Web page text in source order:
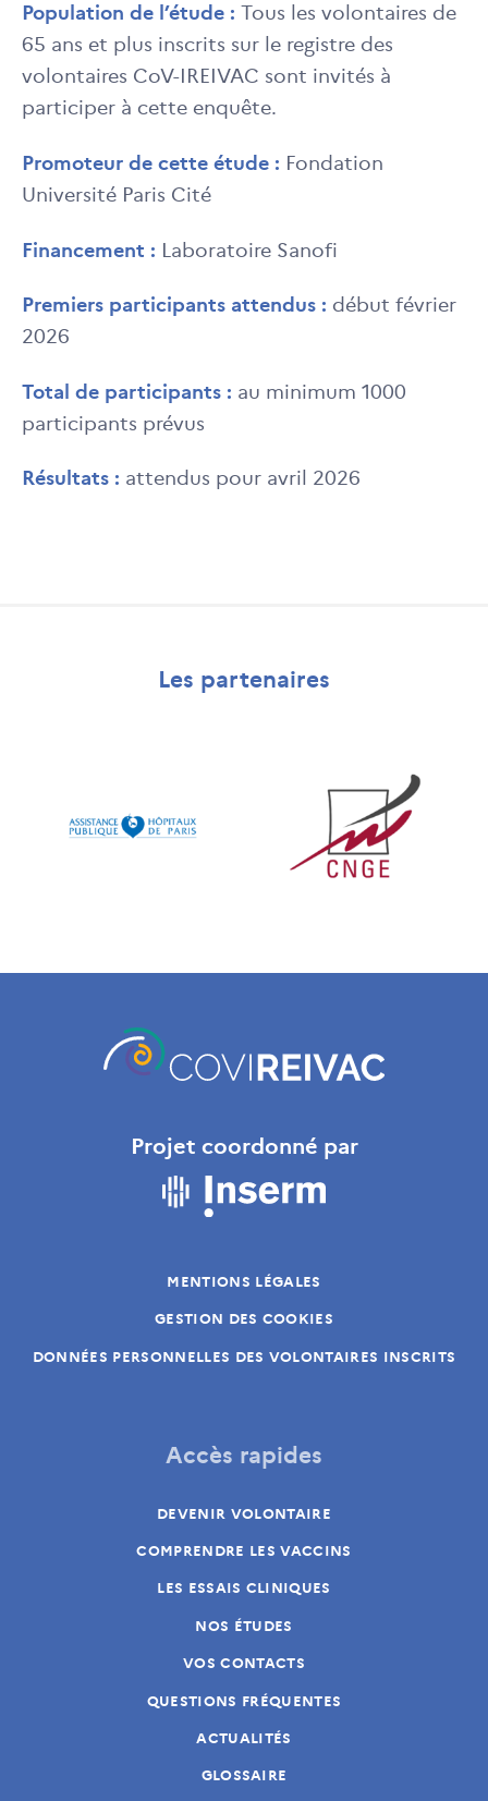
Population de l’étude : Tous les volontaires de
65 ans et plus inscrits sur le registre des
volontaires CoV-IREIVAC sont invités à
participer à cette enquête.
Promoteur de cette étude : Fondation
Université Paris Cité
Financement : Laboratoire Sanofi
Premiers participants attendus : début février
2026
Total de participants : au minimum 1000
participants prévus
Résultats : attendus pour avril 2026
Les partenaires
Projet coordonné par
MENTIONS LÉGALES
GESTION DES COOKIES
DONNÉES PERSONNELLES DES VOLONTAIRES INSCRITS
Accès rapides
DEVENIR VOLONTAIRE
COMPRENDRE LES VACCINS
LES ESSAIS CLINIQUES
NOS ÉTUDES
VOS CONTACTS
QUESTIONS FRÉQUENTES
ACTUALITÉS
GLOSSAIRE